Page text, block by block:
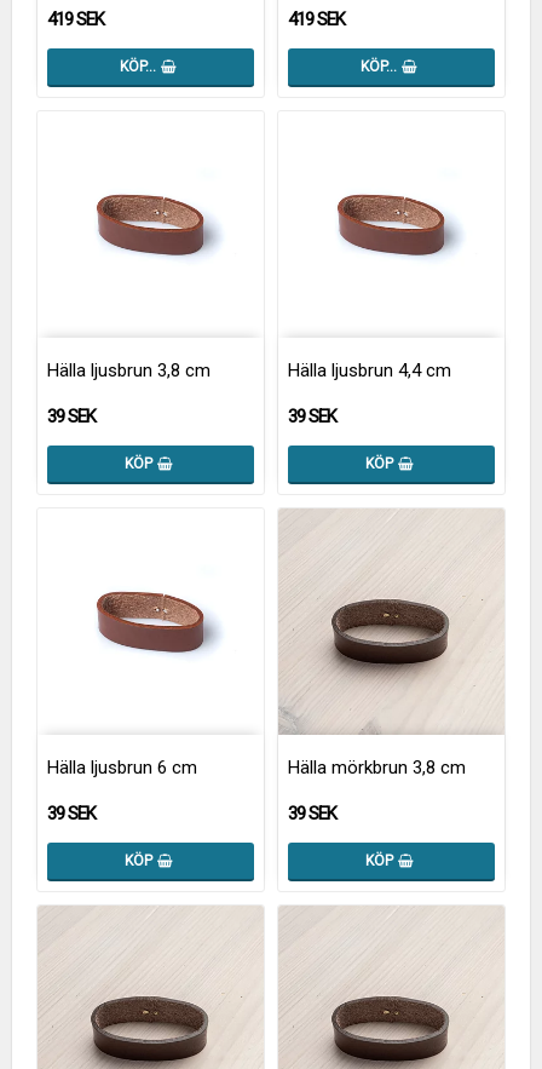
419 SEK
KÖP…
419 SEK
KÖP…
Hälla ljusbrun 3,8 cm
39 SEK
KÖP
Hälla ljusbrun 4,4 cm
39 SEK
KÖP
Hälla ljusbrun 6 cm
39 SEK
KÖP
Hälla mörkbrun 3,8 cm
39 SEK
KÖP